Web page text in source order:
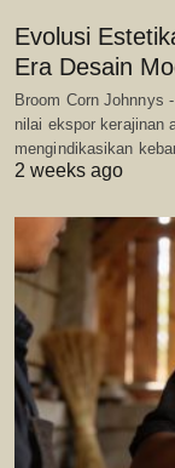
Evolusi
Era Desain
Broom Corn Johnnys
nilai ekspor kerajinan
mengindikasikan
2 weeks ago